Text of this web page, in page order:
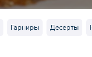
Гарниры Десерты